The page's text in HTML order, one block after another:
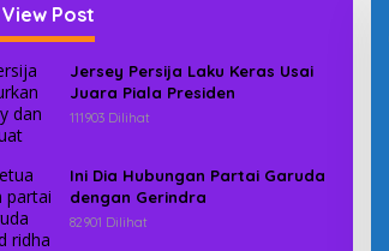
Post
Jersey Persija Laku Keras Usai
Juara Piala Presiden
111903 Dilihat
Ini Dia Hubungan Partai Garuda
dengan Gerindra
82901 Dilihat